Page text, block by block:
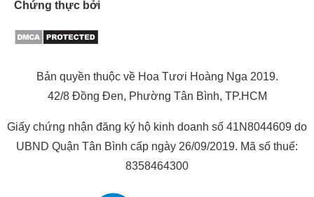
Chứng thực bởi
Bản quyền thuộc về Hoa Tươi Hoàng Nga 2019.
42/8 Đồng Đen, Phường Tân Bình, TP.HCM
Giấy chứng nhận đăng ký hộ kinh doanh số 41N8044609 do
UBND Quận Tân Bình cấp ngày 26/09/2019. Mã số thuế:
8358464300